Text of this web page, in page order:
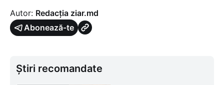
Autor: Redacția ziar.md
Abonează-te
Știri recomandate